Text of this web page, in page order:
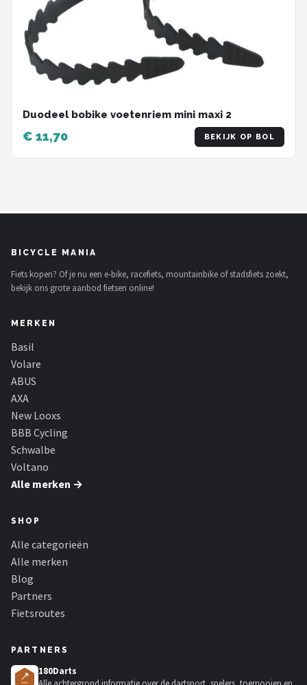
Duodeel bobike voetenriem mini maxi 2
€ 11,70 BEKIJK OP BOL
BICYCLE MANIA
Fiets kopen? Of je nu een e-bike, racefiets, mountainbike of stadsfiets zoekt,
bekijk ons grote aanbod fietsen online!
MERKEN
Basil
Volare
ABUS
AXA
New Looxs
BBB Cycling
Schwalbe
Voltano
Alle merken →
SHOP
Alle categorieën
Alle merken
Blog
Partners
Fietsroutes
PARTNERS
180Darts